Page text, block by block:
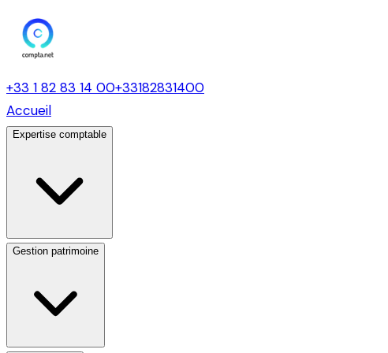
+33 1 82 83 14 00+33182831400
Accueil
Expertise comptable
Gestion patrimoine